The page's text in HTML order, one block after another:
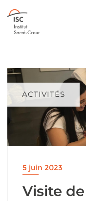
ACTIVITÉS
5 juin 2023
Visite